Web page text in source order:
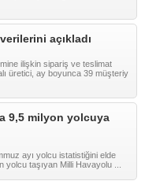
açıkladı
ilişkin sipariş ve teslimat
üretici, ay boyunca 39 müşteriy
9,5 milyon yolcuya
ayı yolcu istatistiğini elde
taşıyan Milli Havayolu ...